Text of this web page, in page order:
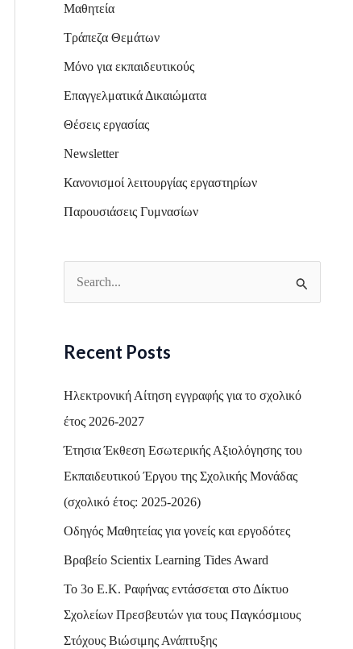
Μαθητεία
Τράπεζα Θεμάτων
Μόνο για εκπαιδευτικούς
Επαγγελματικά Δικαιώματα
Θέσεις εργασίας
Newsletter
Κανονισμοί λειτουργίας εργαστηρίων
Παρουσιάσεις Γυμνασίων
c
h
Recent Posts
Ηλεκτρονική Αίτηση εγγραφής για το σχολικό
έτος 2026-2027
Έτησια Έκθεση Εσωτερικής Αξιολόγησης του
Εκπαιδευτικού Έργου της Σχολικής Μονάδας
(σχολικό έτος: 2025-2026)
Οδηγός Μαθητείας για γονείς και εργοδότες
Βραβείο Scientix Learning Tides Award
Το 3ο Ε.Κ. Ραφήνας εντάσσεται στο Δίκτυο
Σχολείων Πρεσβευτών για τους Παγκόσμιους
Στόχους Βιώσιμης Ανάπτυξης